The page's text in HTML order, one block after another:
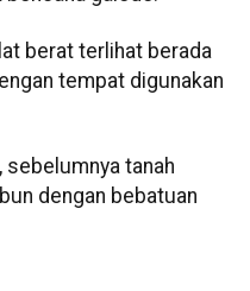
berat terlihat berada
tempat digunakan
sebelumnya tanah
dengan bebatuan